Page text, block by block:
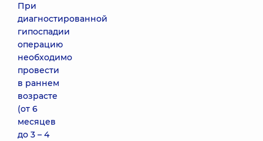
При
диагностированной
гипоспадии
операцию
необходимо
провести
в раннем
возрасте
(от 6
месяцев
до 3 – 4